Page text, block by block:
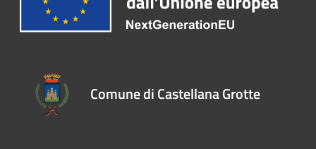
Comune di Castellana Grotte